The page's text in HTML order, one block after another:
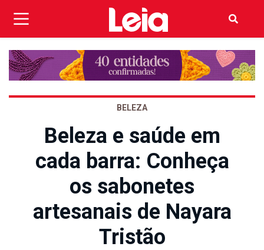
BELEZA
Beleza e saúde em
cada barra: Conheça
os sabonetes
artesanais de Nayara
Tristão